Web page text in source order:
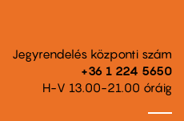
Jegyrendelés központi szám
+36 1 224 5650
H-V 13.00-21.00 óráig